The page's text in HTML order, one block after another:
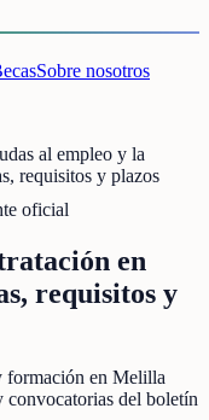
Sobre nosotros
al empleo y la
requisitos y plazos
oficial
en
requisitos y
formación en Melilla
convocatorias del boletín